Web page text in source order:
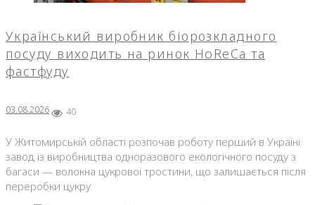
Український виробник біорозкладного
посуду виходить на ринок HoReCa та
фастфуду
03.08.2026 40
У Житомирській області розпочав роботу перший в Україні
завод із виробництва одноразового екологічного посуду з
багаси — волокна цукрової тростини, що залишається після
переробки цукру.